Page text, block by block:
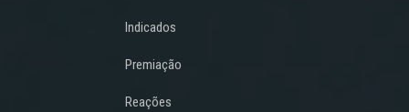
Indicados
Premiação
Reações